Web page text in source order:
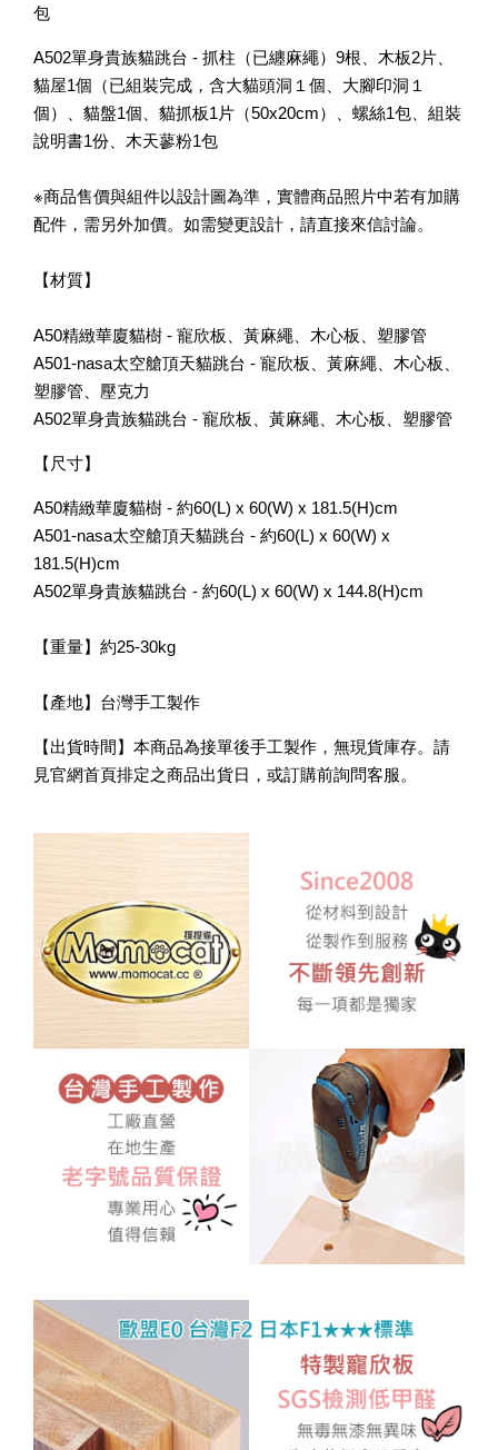
包
A502單身貴族貓跳台 - 抓柱（已纏麻繩）9根、木板2片、
貓屋1個（已組裝完成，含大貓頭洞１個、大腳印洞１
個）、貓盤1個、貓抓板1片（50x20cm）、螺絲1包、組裝
說明書1份、木天蓼粉1包
※商品售價與組件以設計圖為準，實體商品照片中若有加購
配件，需另外加價。如需變更設計，請直接來信討論。
【材質】
A50精緻華廈貓樹 - 寵欣板、黃麻繩、木心板、塑膠管
A501-nasa太空艙頂天貓跳台 - 寵欣板、黃麻繩、木心板、
塑膠管、壓克力
A502單身貴族貓跳台 - 寵欣板、黃麻繩、木心板、塑膠管
【尺寸】
A50精緻華廈貓樹 - 約60(L) x 60(W) x 181.5(H)cm
A501-nasa太空艙頂天貓跳台 - 約60(L) x 60(W) x
181.5(H)cm
A502單身貴族貓跳台 - 約60(L) x 60(W) x 144.8(H)cm
【重量】約25-30kg
【產地】台灣手工製作
【出貨時間】本商品為接單後手工製作，無現貨庫存。請
見官網首頁排定之商品出貨日，或訂購前詢問客服。